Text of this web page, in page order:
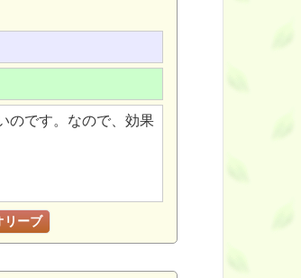
のです。なので、効果
リーブ